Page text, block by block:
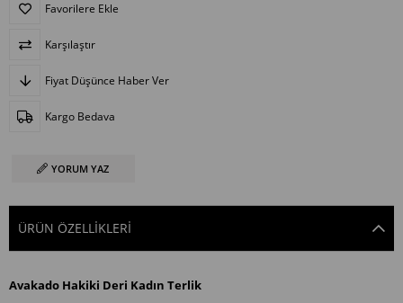
Favorilere Ekle
Karşılaştır
Fiyat Düşünce Haber Ver
Kargo Bedava
YORUM YAZ
ÜRÜN ÖZELLIKLERI
Avakado Hakiki Deri Kadın Terlik